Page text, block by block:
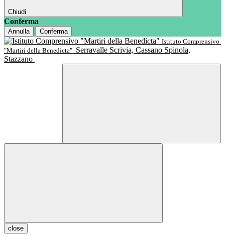
Chiudi
Conferma
Annulla
Conferma
Istituto Comprensivo
"Martiri della Benedicta" Serravalle Scrivia, Cassano Spinola,
Stazzano
close